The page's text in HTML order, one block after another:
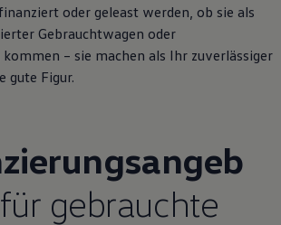
oder geleast werden, ob sie als
Gebrauchtwagen oder
– sie machen als Ihr zuverlässiger
gute Figur.
für gebrauchte